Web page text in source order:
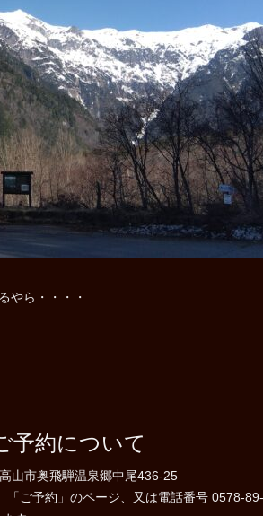
やら・・・・
予約について
山市奥飛騨温泉郷中尾436-25
「ご予約」のページ、又は電話番号 0578-